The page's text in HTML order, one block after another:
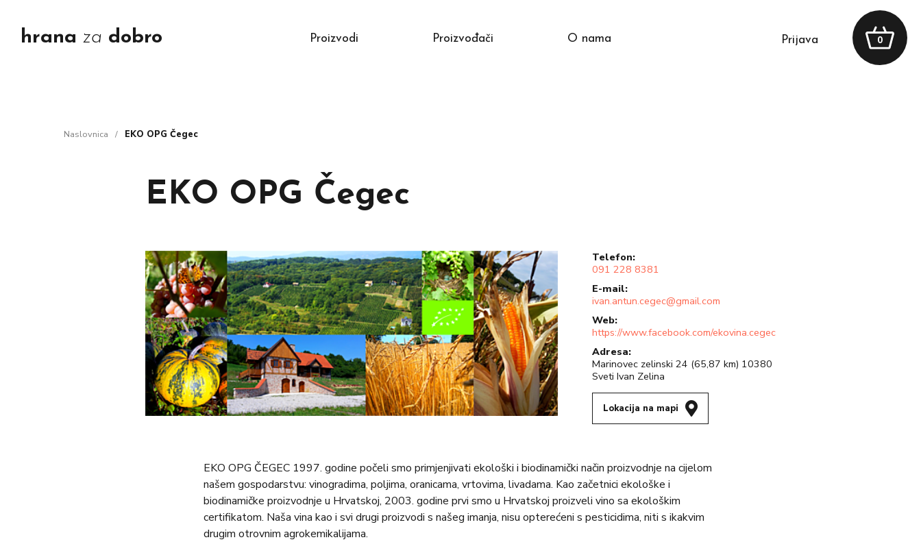
hrana za dobro proizvodi proizvođači o nama prijava
naslovnica / EKO OPG Čegec
EKO OPG Čegec
telefon:
091 228 8381
e-mail:
ivan.antun.cegec@gmail.com
web:
https://www.facebook.com/ekovina.cegec
adresa:
Marinovec zelinski 24 (65,87 km) 10380
Sveti Ivan Zelina
Lokacija na mapi
EKO OPG ČEGEC 1997. godine počeli smo primjenjivati ekološki i biodinamički način proizvodnje na cijelom
našem gospodarstvu: vinogradima, poljima, oranicama, vrtovima, livadama. Kao začetnici ekološke i
biodinamičke proizvodnje u Hrvatskoj, 2003. godine prvi smo u Hrvatskoj proizveli vino sa ekološkim
certifikatom. Naša vina kao i svi drugi proizvodi s našeg imanja, nisu opterećeni s pesticidima, niti s ikakvim
drugim otrovnim agrokemikalijama.
0